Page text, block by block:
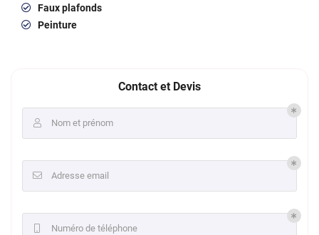
Faux plafonds
Peinture
Contact et Devis
 Nom et prénom
 Adresse email
Numéro de téléphone